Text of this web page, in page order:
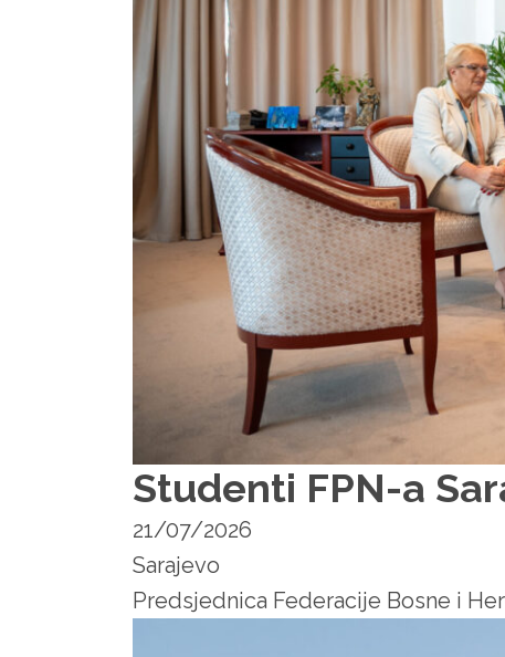
Studenti FPN-a
21/07/2026
Sarajevo
Predsjednica Federacije Bosne i